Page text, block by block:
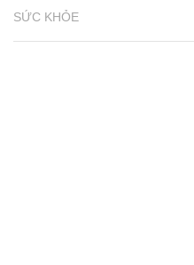
SỨC KHỎE